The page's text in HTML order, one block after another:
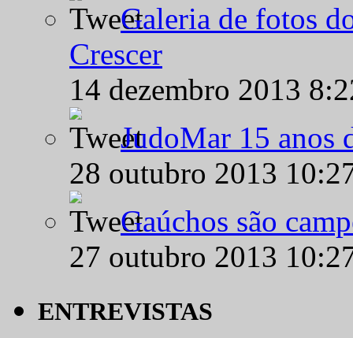
Galeria de fotos
Crescer
14 dezembro 2013
JudoMar 15 anos
28 outubro 2013
Gaúchos são
27 outubro 2013
ENTREVISTAS